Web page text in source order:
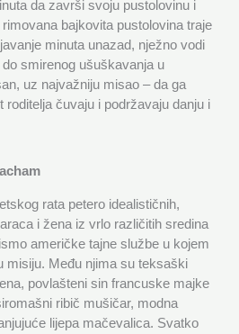
da završi svoju pustolovinu i
bajkovita pustolovina traje
minuta unazad, nježno vodi
smirenog ušuškavanja u
uz najvažniju misao – da ga
roditelja čuvaju i podržavaju danju i
rata petero idealističnih,
i žena iz vrlo različitih sredina
američke tajne službe u kojem
misiju. Među njima su teksaški
povlašteni sin francuske majke
ribič mušičar, modna
lijepa mačevalica. Svatko